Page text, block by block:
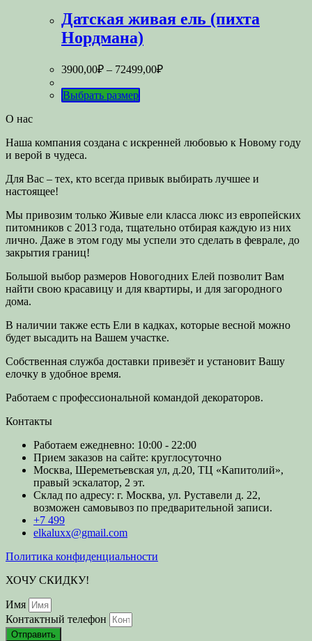
Датская живая ель (пихта
Нордмана)
3900,00₽ – 72499,00₽
Выбрать размер
О нас
Наша компания создана с искренней любовью к Новому году
и верой в чудеса.
Для Вас – тех, кто всегда привык выбирать лучшее и
настоящее!
Мы привозим только Живые ели класса люкс из европейских
питомников с 2013 года, тщательно отбирая каждую из них
лично. Даже в этом году мы успели это сделать в феврале, до
закрытия границ!
Большой выбор размеров Новогодних Елей позволит Вам
найти свою красавицу и для квартиры, и для загородного
дома.
В наличии также есть Ели в кадках, которые весной можно
будет высадить на Вашем участке.
Собственная служба доставки привезёт и установит Вашу
елочку в удобное время.
Работаем с профессиональной командой декораторов.
Контакты
Работаем ежедневно: 10:00 - 22:00
Прием заказов на сайте: круглосуточно
Москва, Шереметьевская ул, д.20, ТЦ «Капитолий»,
правый эскалатор, 2 эт.
Склад по адресу: г. Москва, ул. Руставели д. 22,
возможен самовывоз по предварительной записи.
+7 499
elkaluxx@gmail.com
Политика конфиденциальности
ХОЧУ СКИДКУ!
Имя
Контактный телефон
Отправить